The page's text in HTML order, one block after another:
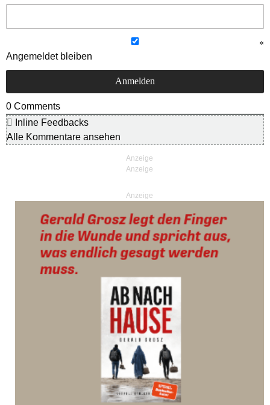
Angemeldet bleiben
0 Comments
Inline Feedbacks
Alle Kommentare ansehen
Anzeige